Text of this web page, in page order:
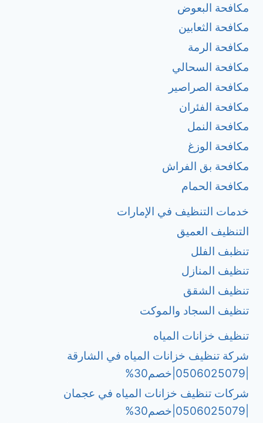
مكافحة البعوض
مكافحة الثعابين
مكافحة الرمة
مكافحة السحالي
مكافحة الصراصير
مكافحة الفئران
مكافحة النمل
مكافحة الوزغ
مكافحة بق الفراش
مكافحة الحمام
خدمات التنظيف في الإمارات
التنظيف العميق
تنظبف الفلل
تنظيف المنازل
تنظيف الشقق
تنظيف السجاد والموكت
تنظيف خزانات المياه
شركة تنظيف خزانات المياه في الشارقة
شركات تنظيف خزانات المياه في عجمان